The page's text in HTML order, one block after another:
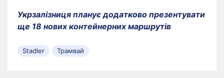
Укрзалізниця планує додатково презентувати
ще 18 нових контейнерних маршрутів
Stadler Трамвай